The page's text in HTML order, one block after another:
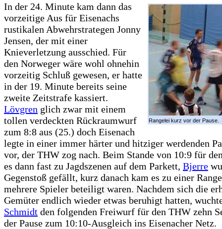
Rangelei kurz vor der Pause.
In der 24. Minute kam dann das
vorzeitige Aus für Eisenachs
rustikalen Abwehrstrategen Jonny
Jensen, der mit einer
Knieverletzung ausschied. Für
den Norweger wäre wohl ohnehin
vorzeitig Schluß gewesen, er hatte
in der 19. Minute bereits seine
zweite Zeitstrafe kassiert.
Lövgren glich zwar mit einem
tollen verdeckten Rückraumwurf
zum 8:8 aus (25.) doch Eisenach
legte in einer immer härter und hitziger werdenden
vor, der THW zog nach. Beim Stande von 10:9 für
es dann fast zu Jagdszenen auf dem Parkett, Bjerre
Gegenstoß gefällt, kurz danach kam es zu einer
mehrere Spieler beteiligt waren. Nachdem sich die
Gemüter endlich wieder etwas beruhigt hatten,
Schmidt den folgenden Freiwurf für den THW zehn
der Pause zum 10:10-Ausgleich ins Eisenacher Netz.